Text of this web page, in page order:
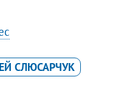
СЛЮСАРЧУК